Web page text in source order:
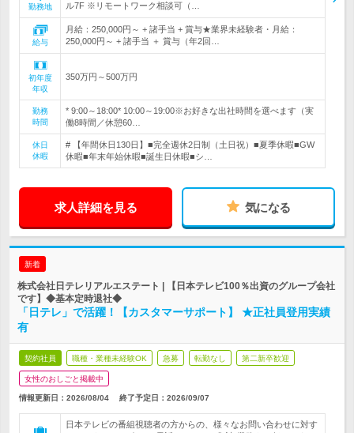
勤務地
ル7F ※リモートワーク相談可（…
給与
月給：250,000円～ + 諸手当 + 賞与★業界未経験者・月給：
250,000円～ + 諸手当 ＋ 賞与（年2回…
初年度
年収
350万円～500万円
勤務
時間
* 9:00～18:00* 10:00～19:00※お好きな出社時間を選べます（実
働8時間／休憩60…
休日
休暇
# 【年間休日130日】■完全週休2日制（土日祝）■夏季休暇■GW
休暇■年末年始休暇■誕生日休暇■シ…
求人詳細を見る 気になる
新着
株式会社日テレリアルエステート | 【日本テレビ100％出資のグループ会社
です】◆基本定時退社◆
「日テレ」で活躍！【カスタマーサポート】 ★正社員登用実績
有
契約社員 職種・業種未経験OK 急募 転勤なし 第二新卒歓迎
女性のおしごと掲載中
情報更新日：2026/08/04 終了予定日： 2026/09/07
日本テレビの番組視聴者の方からの、様々なお問い合わせに対す